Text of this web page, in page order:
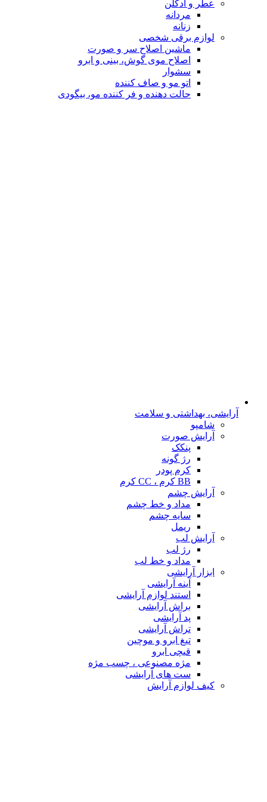
عطر و ادکلن
مردانه
زنانه
لوازم برقی شخصی
ماشین اصلاح سر و صورت
اصلاح موی گوش، بینی و ابرو
سشوار
اتو مو و صاف کننده
حالت دهنده و فر کننده مو، بیگودی
آرایشی، بهداشتی و سلامت
شامپو
آرایش صورت
پنکک
رژ گونه
کرم پودر
BB کرم ، CC کرم
آرایش چشم
مداد و خط چشم
سایه چشم
ریمل
آرایش لب
رژ لب
مداد و خط لب
ابزار آرایشی
آینه آرایشی
استند لوازم آرایشی
براش آرایشی
پد آرایشی
تراش آرایشی
تیغ ابرو و موچین
قیچی ابرو
مژه مصنوعی ، چسب مژه
ست های آرایشی
کیف لوازم آرایش